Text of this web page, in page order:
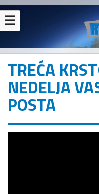
☰
TREĆA
NEDELJA
POSTA